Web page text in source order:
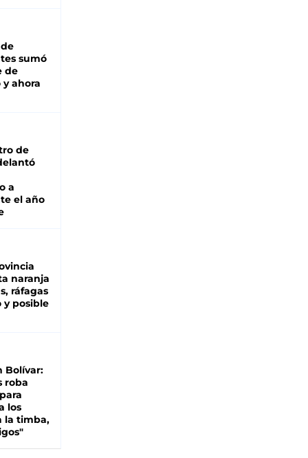
sumó
de
y ahora
de
a
el año
naranja
ráfagas
y posible
Bolívar:
roba
los
la timba,